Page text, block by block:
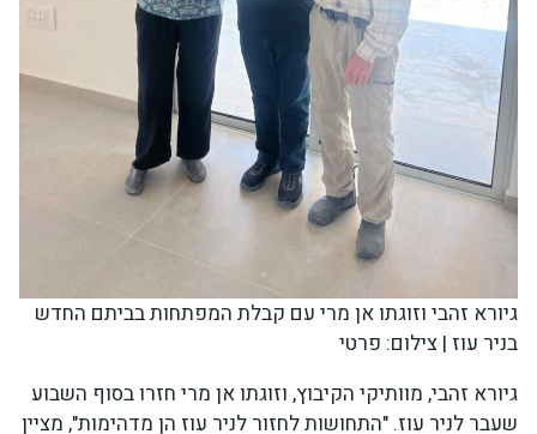
גיורא זהבי וזוגתו אן מרי עם קבלת המפתחות בביתם החדש
בניר עוז | צילום: פרטי
גיורא זהבי, מוותיקי הקיבוץ, וזוגתו אן מרי חזרו בסוף השבוע
שעבר לניר עוז. "התחושות לחזור לניר עוז הן מדהימות", מציין